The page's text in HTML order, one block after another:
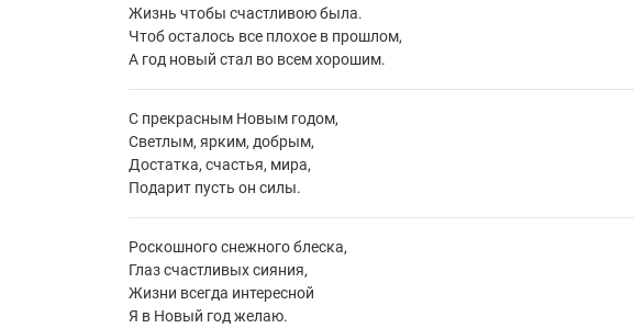
Жизнь чтобы счастливою была.
Чтоб осталось все плохое в прошлом,
А год новый стал во всем хорошим.
С прекрасным Новым годом,
Светлым, ярким, добрым,
Достатка, счастья, мира,
Подарит пусть он силы.
Роскошного снежного блеска,
Глаз счастливых сияния,
Жизни всегда интересной
Я в Новый год желаю.